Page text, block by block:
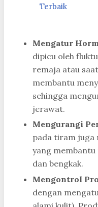
Terbaik
Mengatur
dipicu oleh
remaja atau
membantu
sehingga
jerawat.
Mengurangi
pada tiram juga
yang
dan bengkak.
Mengontrol
dengan